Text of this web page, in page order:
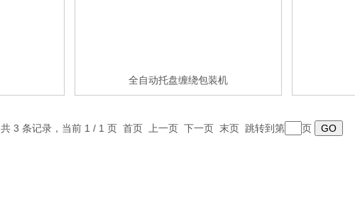
全自动托盘缠绕包装机
共 3 条记录，当前 1 / 1 页 首页 上一页 下一页 末页 跳转到第 页